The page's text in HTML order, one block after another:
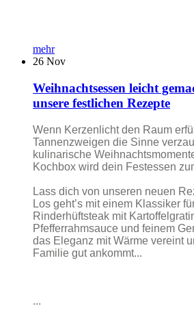
mehr
26 Nov
Weihnachtsessen leicht
unsere festlichen Rezepte
Wenn Kerzenlicht den Raum
Tannenzweigen die Sinne
kulinarische
Kochbox wird dein Festessen
Lass dich von unseren neuen
Los geht’s mit einem Klassiker
Rinderhüftsteak mit
Pfefferrahmsauce und feinem
das Eleganz mit Wärme vereint
Familie gut ankommt...
...